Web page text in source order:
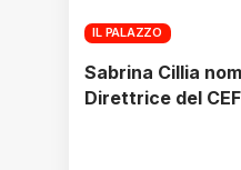
IL PALAZZO
Sabrina Cillia
Direttrice del